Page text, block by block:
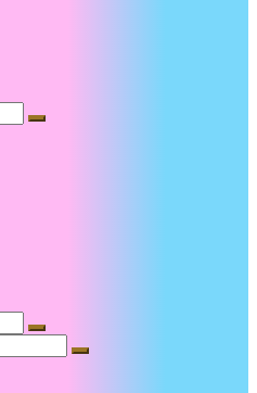
Suche
Suche
Suche